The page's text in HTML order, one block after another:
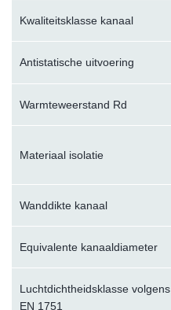
Kwaliteitsklasse kanaal
Antistatische uitvoering
Warmteweerstand Rd
Materiaal isolatie
Wanddikte kanaal
Equivalente kanaaldiameter
Luchtdichtheidsklasse volgens
EN 1751